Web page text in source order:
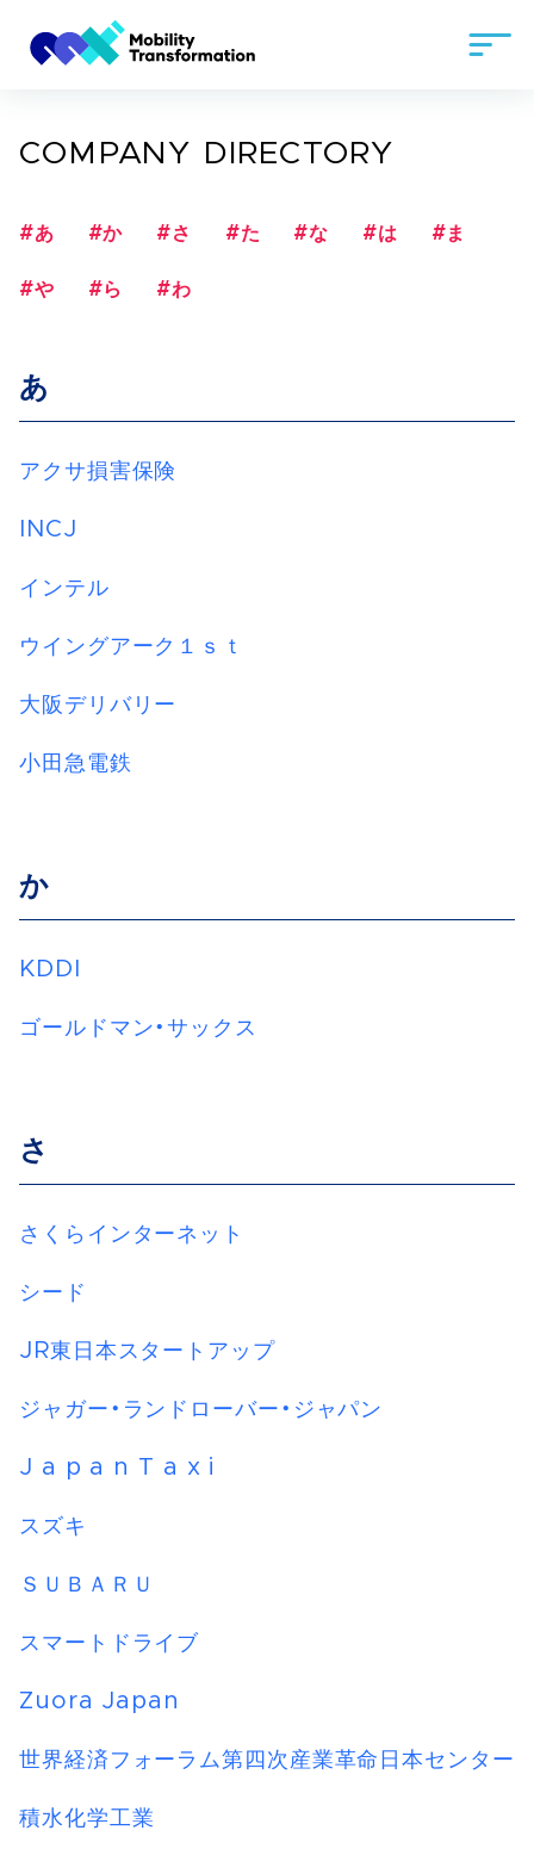
COMPANY DIRECTORY
#あ #か #さ #た #な #は #ま
#や #ら #わ
あ
アクサ損害保険
INCJ
インテル
ウイングアーク１ｓｔ
大阪デリバリー
小田急電鉄
か
KDDI
ゴールドマン・サックス
さ
さくらインターネット
シード
JR東日本スタートアップ
ジャガー・ランドローバー・ジャパン
J a p a n T a x i
スズキ
ＳＵＢＡＲＵ
スマートドライブ
Zuora Japan
世界経済フォーラム第四次産業革命日本センター
積水化学工業